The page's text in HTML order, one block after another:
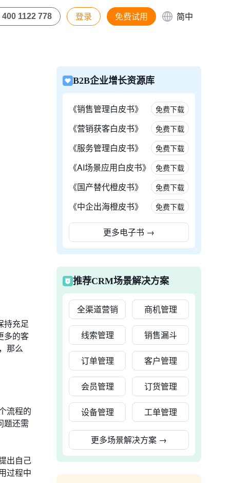
400 1122 778 登录 免费试用 简中
持充足
多的客
那么
流程的
题还需
出自己
过程中
B2B企业增长资源库
《销售管理白皮书》 免费下载
《营销获客白皮书》 免费下载
《服务管理白皮书》 免费下载
《AI场景应用白皮书》 免费下载
《国产替代橙皮书》 免费下载
《中企出海橙皮书》 免费下载
更多电子书 →
推荐CRM场景解决方案
全渠道营销 商机管理
线索管理 销售漏斗
订单管理 客户管理
会员管理 订货管理
设备管理 工单管理
更多场景解决方案 →